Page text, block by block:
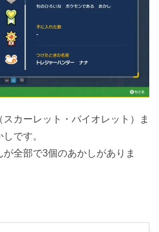
カーレット・バイオレット）ま
です。
全部で3個のあかしがありま